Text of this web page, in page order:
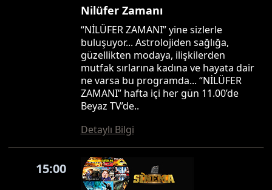
Nilüfer Zamanı
“NİLÜFER ZAMANI” yine sizlerle
buluşuyor... Astrolojiden sağlığa,
güzellikten modaya, ilişkilerden
mutfak sırlarına kadına ve hayata dair
ne varsa bu programda... “NİLÜFER
ZAMANI” hafta içi her gün 11.00’de
Beyaz TV’de..
Detaylı Bilgi
15:00